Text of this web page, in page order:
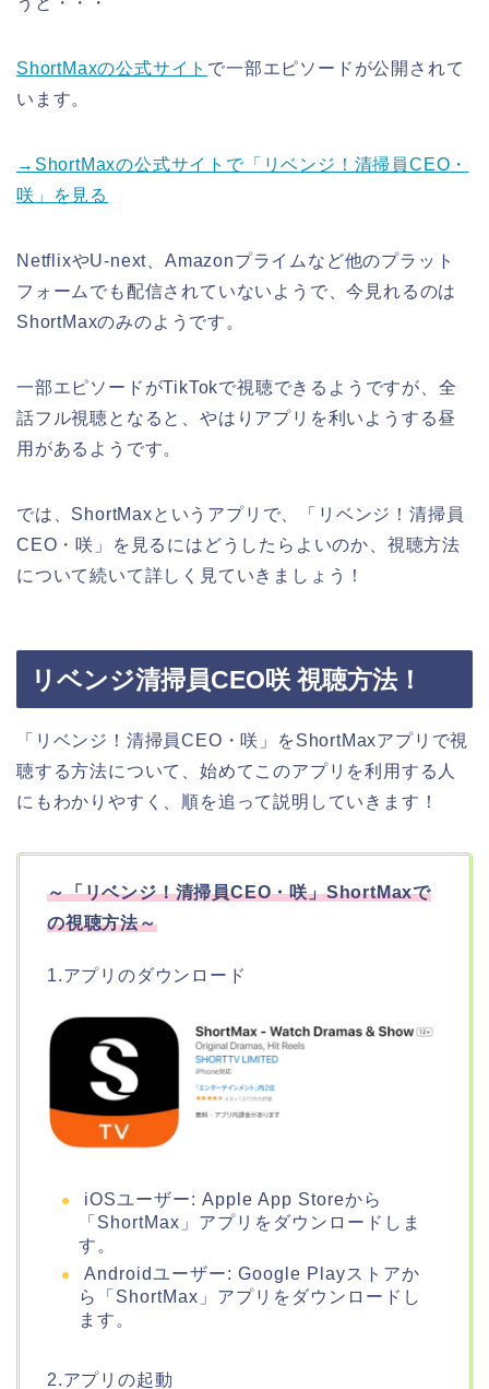
ShortMaxの公式サイト で一部エピソードが公開されて
います。
→ShortMaxの公式サイトで「リベンジ！清掃員CEO・
咲」を見る
NetflixやU-next、Amazonプライムなど他のプラット
フォームでも配信されていないようで、今見れるのは
ShortMaxのみのようです。
一部エピソードがTikTokで視聴できるようですが、全
話フル視聴となると、やはりアプリを利いようする昼
用があるようです。
では、ShortMaxというアプリで、「リベンジ！清掃員
CEO・咲」を見るにはどうしたらよいのか、視聴方法
について続いて詳しく見ていきましょう！
リベンジ清掃員CEO咲 視聴方法！
「リベンジ！清掃員CEO・咲」をShortMaxアプリで視
聴する方法について、始めてこのアプリを利用する人
にもわかりやすく、順を追って説明していきます！
～「リベンジ！清掃員CEO・咲」ShortMaxで
の視聴方法～
1.アプリのダウンロード
iOSユーザー: Apple App Storeから
「ShortMax」アプリをダウンロードしま
す。
Androidユーザー: Google Playストアか
ら「ShortMax」アプリをダウンロードし
ます。
2.アプリの起動